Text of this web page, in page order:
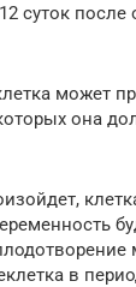
суток после
может
она
в